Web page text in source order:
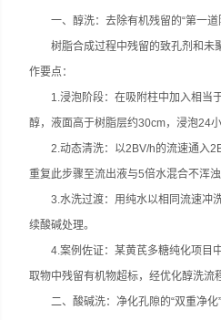
一、醇洗：去除有机残留的“第一道
树脂合成过程中残留的致孔剂和未
作要点：
1.浸泡阶段：在吸附柱中加入相当
醇，液面高于树脂层约30cm，浸泡24
2.动态清洗：以2BV/h的流速通入
重复此步骤至流出液与5倍水混合不浑浊
3.水洗过渡：用纯水以相同流速冲
续酸碱处理。
4.案例佐证：某黄芪多糖纯化项目
取物中残留有机物超标，经优化醇洗流
二、酸碱洗：净化孔隙的“双重净化”